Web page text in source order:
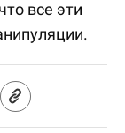
все эти